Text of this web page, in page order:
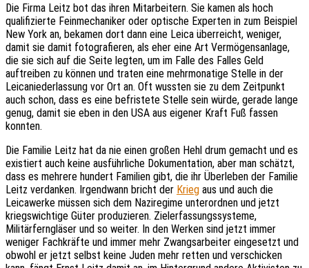
Die Firma Leitz bot das ihren Mitarbeitern. Sie kamen als hoch
qualifizierte Feinmechaniker oder optische Experten in zum Beispiel
New York an, bekamen dort dann eine Leica überreicht, weniger,
damit sie damit fotografieren, als eher eine Art Vermögensanlage,
die sie sich auf die Seite legten, um im Falle des Falles Geld
auftreiben zu können und traten eine mehrmonatige Stelle in der
Leicaniederlassung vor Ort an. Oft wussten sie zu dem Zeitpunkt
auch schon, dass es eine befristete Stelle sein würde, gerade lange
genug, damit sie eben in den USA aus eigener Kraft Fuß fassen
konnten.
Die Familie Leitz hat da nie einen großen Hehl drum gemacht und es
existiert auch keine ausführliche Dokumentation, aber man schätzt,
dass es mehrere hundert Familien gibt, die ihr Überleben der Familie
Leitz verdanken. Irgendwann bricht der Krieg aus und auch die
Leicawerke müssen sich dem Naziregime unterordnen und jetzt
kriegswichtige Güter produzieren. Zielerfassungssysteme,
Militärferngläser und so weiter. In den Werken sind jetzt immer
weniger Fachkräfte und immer mehr Zwangsarbeiter eingesetzt und
obwohl er jetzt selbst keine Juden mehr retten und verschicken